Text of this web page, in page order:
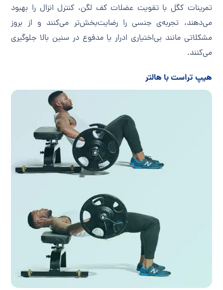
تمرینات کگل با تقویت عضلات کف لگن، کنترل انزال را بهبود
می‌دهند، تجربه‌ی جنسی را رضایت‌بخش‌تر می‌کنند و از بروز
مشکلاتی مانند بی‌اختیاری ادرار یا مدفوع در سنین بالا جلوگیری
می‌کنند.
هیپ تراست با هالتر